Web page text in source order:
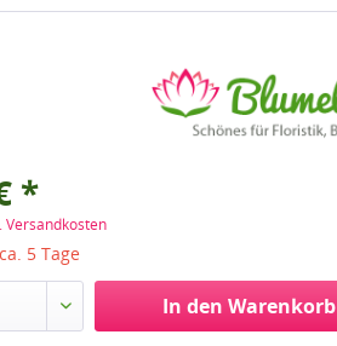
*
Versandkosten
5 Tage
In den Warenkorb